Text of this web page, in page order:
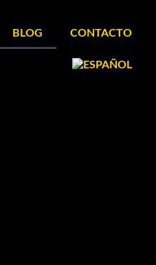
BLOG CONTACTO